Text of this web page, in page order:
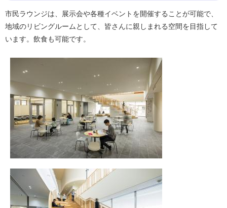
市民ラウンジは、展示会や各種イベントを開催することが可能で、
地域のリビングルームとして、皆さんに親しまれる空間を目指して
います。飲食も可能です。